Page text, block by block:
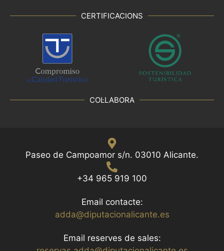
CERTIFICACIONS
COL·LABORA
Paseo de Campoamor s/n. 03010 Alicante.
+34 965 919 100
Email contacte:
adda@diputacionalicante.es
Email reserves de sales: